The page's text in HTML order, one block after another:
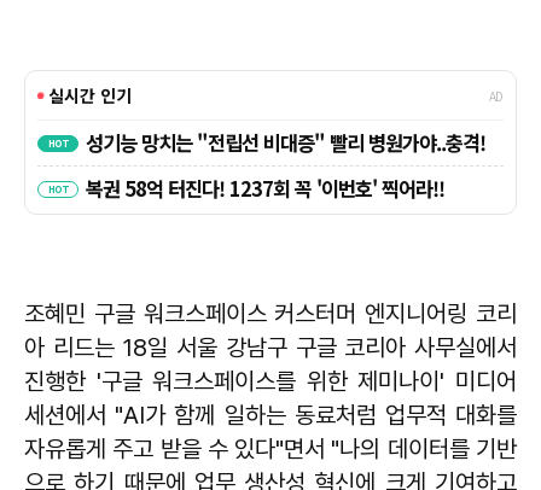
조혜민 구글 워크스페이스 커스터머 엔지니어링 코리
아 리드는 18일 서울 강남구 구글 코리아 사무실에서
진행한 '구글 워크스페이스를 위한 제미나이' 미디어
세션에서 "AI가 함께 일하는 동료처럼 업무적 대화를
자유롭게 주고 받을 수 있다"면서 "나의 데이터를 기반
으로 하기 때문에 업무 생산성 혁신에 크게 기여하고